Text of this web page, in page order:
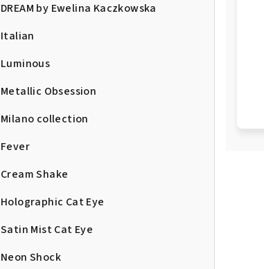
DREAM by Ewelina Kaczkowska
Italian
Luminous
Metallic Obsession
Milano collection
Fever
Cream Shake
Holographic Cat Eye
Satin Mist Cat Eye
Neon Shock